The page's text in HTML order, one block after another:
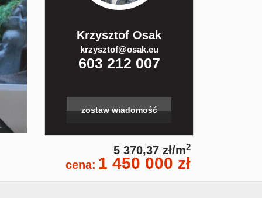
Krzysztof Osak
krzysztof@osak.eu
603 212 007
zostaw wiadomość
5 370,37 zł/m2
cena: 1 450 000 zł